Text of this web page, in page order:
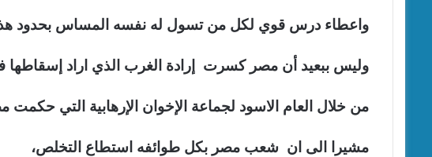
واعطاء درس قوي لكل من تسول له نفسه المساس بحدود هذا
وليس ببعيد أن مصر كسرت إرادة الغرب الذي اراد إسقاطها
من خلال العام الاسود لجماعة الإخوان الإرهابية التي حكمت مصر
مشيرا الى ان شعب مصر بكل طوائفه استطاع التخلص،